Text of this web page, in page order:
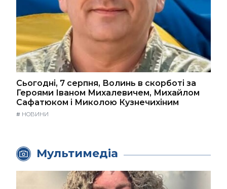
Сьогодні, 7 серпня, Волинь в скорботі за
Героями Іваном Михалевичем, Михайлом
Сафатюком і Миколою Кузнечихіним
# НОВИНИ
Мультимедіа